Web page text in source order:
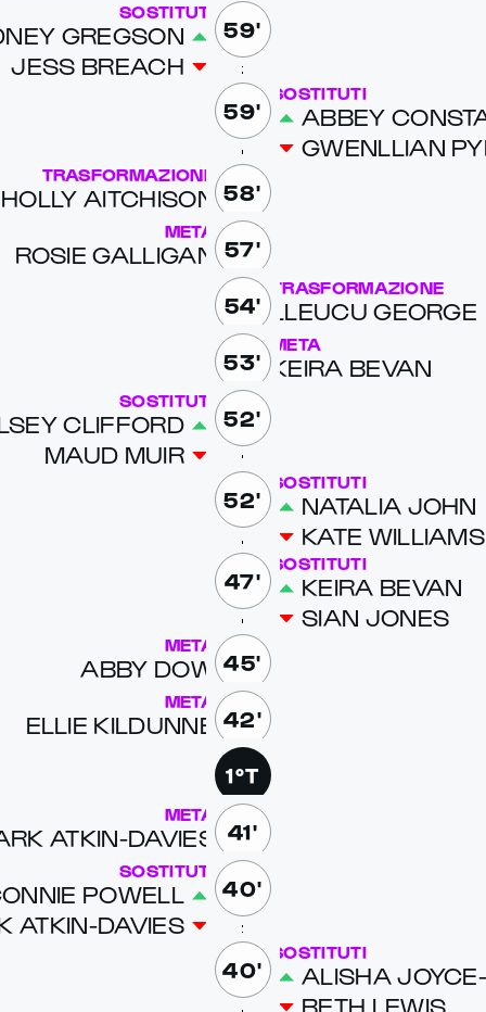
59'
SOSTITUTI
GREG­SON
JESS BREACH
59'
SOSTITUTI
ABBEY
GWEN­L­LIAN
58'
TRASFORMAZIONE
HOL­LY AITCHI­SON
57'
META
ROSIE GAL­LI­GAN
54'
TRASFORMAZIONE
LLEU­CU GEORGE
53'
META
KEIRA BE­VAN
52'
SOSTITUTI
CLIF­FORD
MAUD MUIR
52'
SOSTITUTI
NA­TALIA JOHN
KATE WILLIAMS
47'
SOSTITUTI
KEIRA BE­VAN
SIAN JONES
45'
META
ABBY DOW
42'
META
EL­LIE KIL­DUNNE
1°T
41'
META
ATKIN-DAVIES
40'
SOSTITUTI
POW­ELL
ATKIN-DAVIES
40'
SOSTITUTI
AL­ISHA
BETH LEWIS